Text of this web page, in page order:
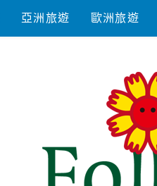
亞洲旅遊 歐洲旅遊